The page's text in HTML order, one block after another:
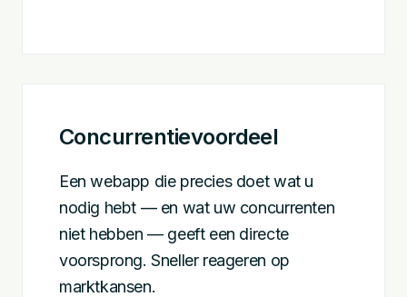
Concurrentievoordeel
Een webapp die precies doet wat u
nodig hebt — en wat uw concurrenten
niet hebben — geeft een directe
voorsprong. Sneller reageren op
marktkansen.